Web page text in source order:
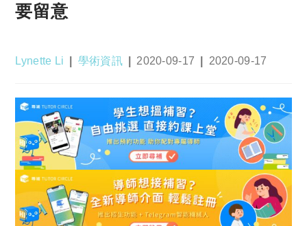
要留意
Post
Lynette Li
Post
學術資訊
Post
2020-09-17
Post
2020-09-17